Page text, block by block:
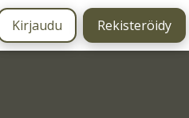
Kirjaudu Rekisteröidy